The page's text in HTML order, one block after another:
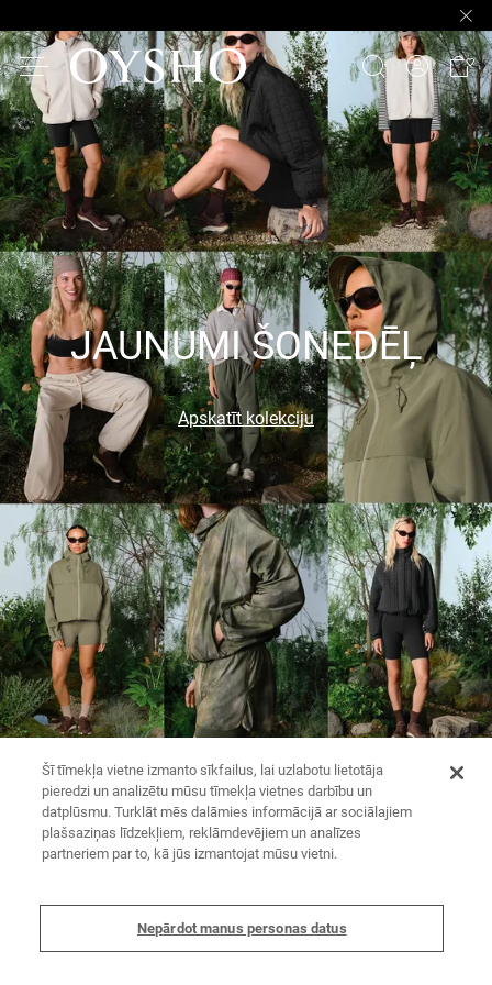
JAUNUMI ŠONEDĒĻ
Apskatīt kolekciju
LEGINGI ADĪTI
Šī tīmekļa vietne izmanto sīkfailus, lai uzlabotu lietotāja
pieredzi un analizētu mūsu tīmekļa vietnes darbību un
datplūsmu. Turklāt mēs dalāmies informācijā ar sociālajiem
plašsaziņas līdzekļiem, reklāmdevējiem un analīzes
partneriem par to, kā jūs izmantojat mūsu vietni.
Nepārdot manus personas datus